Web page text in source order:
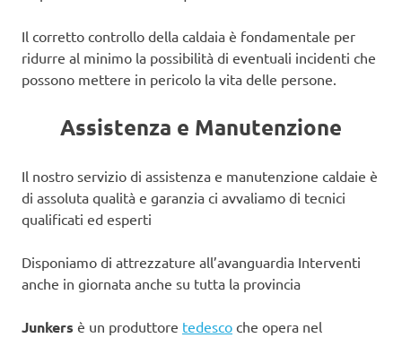
Il corretto controllo della caldaia è fondamentale per
ridurre al minimo la possibilità di eventuali incidenti che
possono mettere in pericolo la vita delle persone.
Assistenza e Manutenzione
Il nostro servizio di assistenza e manutenzione caldaie è
di assoluta qualità e garanzia ci avvaliamo di tecnici
qualificati ed esperti
Disponiamo di attrezzature all’avanguardia Interventi
anche in giornata anche su tutta la provincia
Junkers è un produttore tedesco che opera nel